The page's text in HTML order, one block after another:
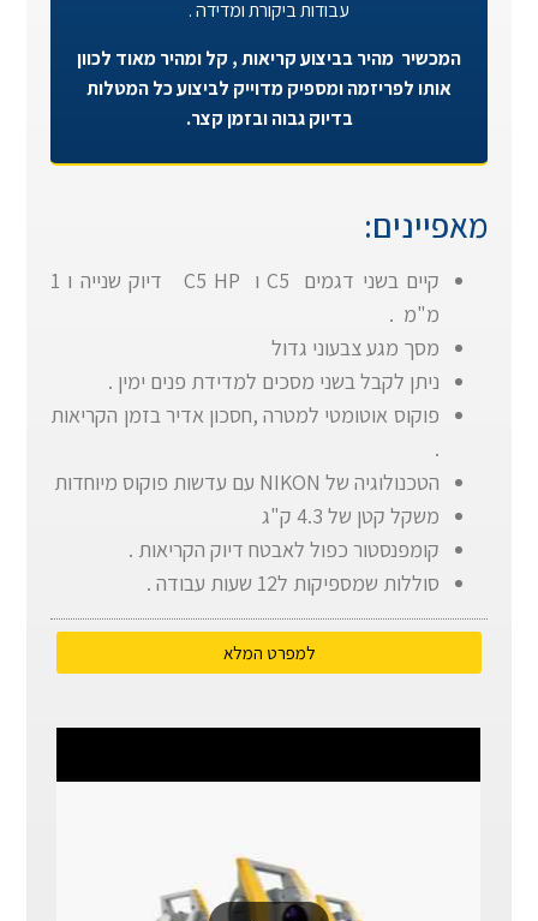
עבודות ביקורת ומדידה .
המכשיר מהיר בביצוע קריאות , קל ומהיר מאוד לכוון
אותו לפריזמה ומספיק מדוייק לביצוע כל המטלות
בדיוק גבוה ובזמן קצר.
מאפיינים:
קיים בשני דגמים C5 ו C5 HP דיוק שנייה ו 1
מ"מ .
מסך מגע צבעוני גדול
ניתן לקבל בשני מסכים למדידת פנים ימין .
פוקוס אוטומטי למטרה ,חסכון אדיר בזמן הקריאות
.
הטכנולוגיה של NIKON עם עדשות פוקוס מיוחדות
משקל קטן של 4.3 ק"ג
קומפנסטור כפול לאבטח דיוק הקריאות .
סוללות שמספיקות ל12 שעות עבודה .
למפרט המלא